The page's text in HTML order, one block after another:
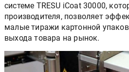
системе TRESU iCoat 30000,
производителя, позволяет
малые тиражи картонной
выхода товара на рынок.